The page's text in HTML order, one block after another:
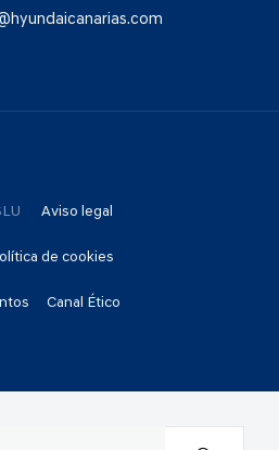
Aviso legal
de cookies
Canal Ético